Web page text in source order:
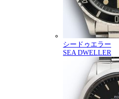
シードゥエラー
SEA DWELLER